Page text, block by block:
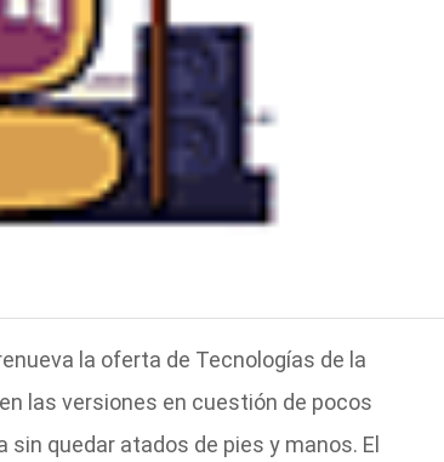
la oferta de Tecnologías de la
las versiones en cuestión de pocos
quedar atados de pies y manos. El